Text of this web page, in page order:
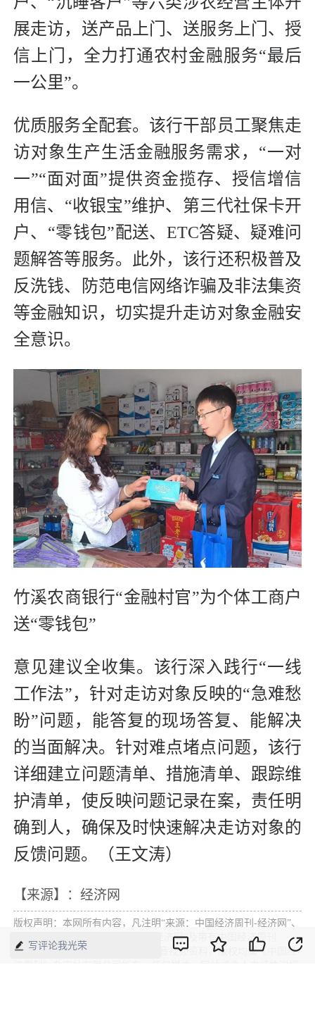
展走访，送产品上门、送服务上门、授
信上门，全力打通农村金融服务“最后
一公里”。
优质服务全配套。该行干部员工聚焦走
访对象生产生活金融服务需求，“一对
一”“面对面”提供资金揽存、授信增信
用信、“收银宝”维护、第三代社保卡开
户、“零钱包”配送、ETC答疑、疑难问
题解答等服务。此外，该行还积极普及
反洗钱、防范电信网络诈骗及非法集资
等金融知识，切实提升走访对象金融安
全意识。
竹溪农商银行“金融村官”为个体工商户
送“零钱包”
意见建议全收集。该行深入践行“一线
工作法”，针对走访对象反映的“急难愁
盼”问题，能答复的现场答复、能解决
的当面解决。针对难点堵点问题，该行
详细建立问题清单、措施清单、跟踪维
护清单，使反映问题记录在案，责任明
确到人，确保及时快速解决走访对象的
反馈问题。（王文涛）
【来源】：经济网
版权声明：本网所有内容，凡注明“来源：中国经济周刊-经济网”、
“来源：中国经济周刊”、“来源：经济网”及带有中国经济周刊
LOGO、水印的所有文字、图片和音视频资料，版权均属《中国经
写评论我光荣